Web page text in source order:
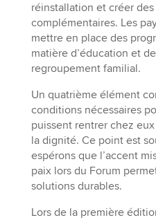
réinstallation et créer des
complémentaires. Les
mettre en place des
matière d’éducation et
regroupement familial.
Un quatrième élément
conditions nécessaires
puissent rentrer chez
la dignité. Ce point est
espérons que l’accent
paix lors du Forum
solutions durables.
Lors de la première